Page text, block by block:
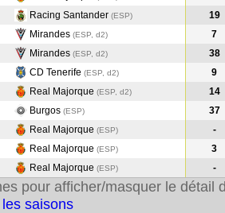
Racing Santander (ESP)
19
Mirandes (ESP, d2)
7
Mirandes (ESP, d2)
38
CD Tenerife (ESP, d2)
9
Real Majorque (ESP, d2)
14
Burgos (ESP)
37
Real Majorque (ESP)
-
Real Majorque (ESP)
3
Real Majorque (ESP) -
pour afficher/masquer le détail
saisons